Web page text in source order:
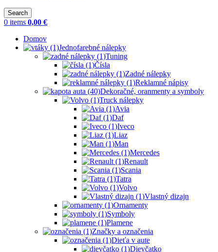
Search
0 items 0,00 €
Domov
Jednofarebné nálepky
Tuning
Čísla
Zadné nálepky
Reklamné nápisy
Dekoračné, oranmenty a symboly
Truck nálepky
Avia
Daf
Iveco
Liaz
Man
Mercedes
Renault
Scania
Tatra
Volvo
Vlastný dizajn
Ornamenty
Symboly
Plamene
Značky a označenia
Dieťa v aute
Dievčatko